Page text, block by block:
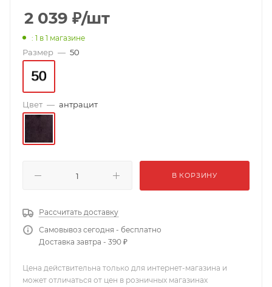
2 039 ₽/шт
: 1 в 1 магазине
Размер — 50
Цвет — антрацит
В КОРЗИНУ
Рассчитать доставку
Самовывоз сегодня - бесплатно
Доставка завтра - 390 ₽
Цена действительна только для интернет-магазина и
может отличаться от цен в розничных магазинах